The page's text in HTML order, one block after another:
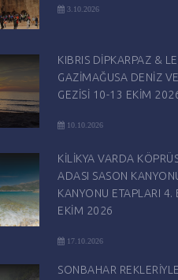
3.10.2026
KIBRIS DİPKARPAZ &
GAZİMAĞUSA DENİZ
GEZİSİ 10-13 EKİM
10.10.2026
KİLİKYA VARDA
ADASI SASON
KANYONU ETAPLARI 4.
EKİM 2026
17.10.2026
SONBAHAR